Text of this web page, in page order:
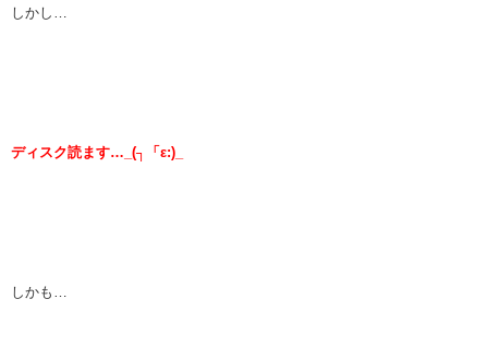
しかし…
ディスク読ます…_(┐「ε:)_
しかも…